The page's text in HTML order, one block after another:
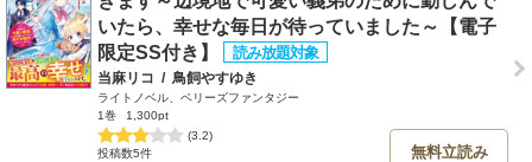
いたら、幸せな毎日が待っていました～【電子
限定SS付き】
当麻リコ / 鳥飼やすゆき
ライトノベル、ベリーズファンタジー
1巻
1,300pt
(3.2)
投稿数5件
無料立読み